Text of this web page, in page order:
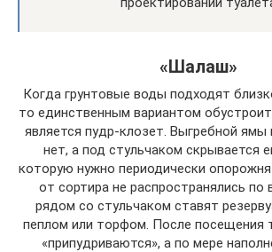
«Шалаш»
Когда грунтовые воды подходят
то единственным вариантом
является пудр-клозет. Выгребной ямы
нет, а под стульчаком скрывается
которую нужно периодически
от сортира не распространялись по
рядом со стульчаком ставят
пеплом или торфом. После посещения
«припудриваются», а по мере